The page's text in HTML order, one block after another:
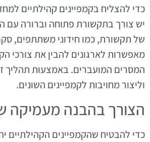
כדי להצליח בקמפיינים קהילתיים
יש צורך בתקשורת פתוחה וברורה עם
של תקשורת, כמו חידוני משתתפים,
מאפשרות לארגונים להבין את צורכי
המסרים המועברים. באמצעות תהליך
וליצור מחויבות לקמפיינים השונים.
הצורך בהבנה מעמיקה
כדי להבטיח שהקמפיינים הקהילתיים